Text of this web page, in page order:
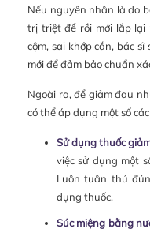
Nếu nguyên nhân là do
trị triệt để rồi mới lắp lại
cộm, sai khớp cắn, bác
mới để đảm bảo chuẩn
Ngoài ra, để giảm đau
có thể áp dụng một số
Sử dụng thuốc
việc sử dụng một
Luôn tuân thủ
dụng thuốc.
Súc miệng bằng